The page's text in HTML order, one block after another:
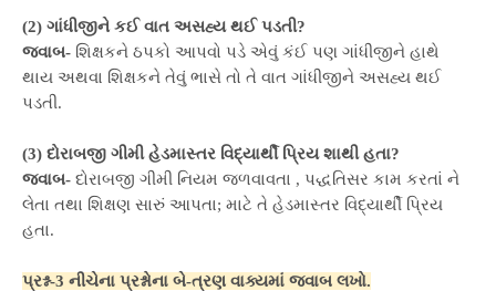
(2) ગાંધીજીને કઈ વાત અસહ્ય થઈ પડતી?
જવાબ- શિક્ષકને ઠપકો આપવો પડે એવું કંઈ પણ ગાંધીજીને હાથે
થાય અથવા શિક્ષકને તેવું ભાસે તો તે વાત ગાંધીજીને અસહ્ય થઈ
પડતી.
(3) દોરાબજી ગીમી હેડમાસ્તર વિદ્યાર્થી પ્રિય શાથી હતા?
જવાબ- દોરાબજી ગીમી નિયમ જળવાવતા , પદ્ધતિસર કામ કરતાં ને
લેતા તથા શિક્ષણ સારું આપતા; માટે તે હેડમાસ્તર વિદ્યાર્થી પ્રિય
હતા.
પ્રશ્ન-3 નીચેના પ્રશ્નોના બે-ત્રણ વાક્યમાં જવાબ લખો.